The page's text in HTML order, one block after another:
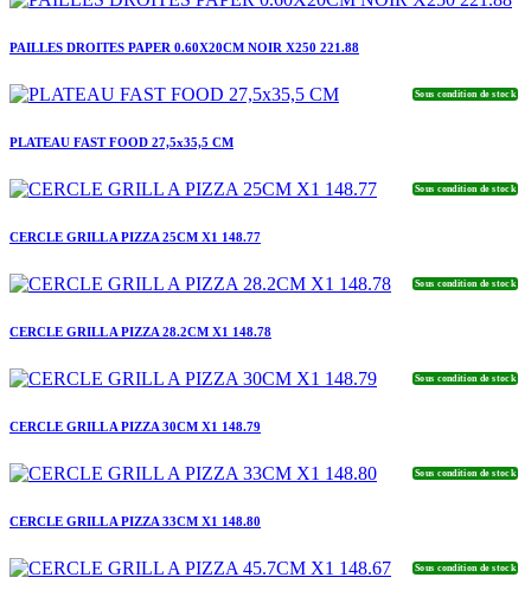
PAILLES DROITES PAPER 0.60X20CM NOIR X250 221.88
Sous condition de stock
PLATEAU FAST FOOD 27,5x35,5 CM
Sous condition de stock
CERCLE GRILL A PIZZA 25CM X1 148.77
Sous condition de stock
CERCLE GRILL A PIZZA 28.2CM X1 148.78
Sous condition de stock
CERCLE GRILL A PIZZA 30CM X1 148.79
Sous condition de stock
CERCLE GRILL A PIZZA 33CM X1 148.80
Sous condition de stock